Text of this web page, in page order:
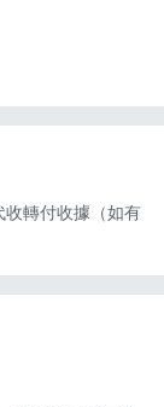
轉付收據（如有